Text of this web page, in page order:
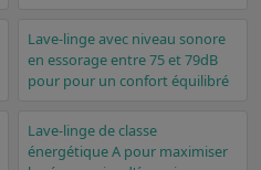
Lave-linge avec niveau sonore
en essorage entre 75 et 79dB
pour pour un confort équilibré
Lave-linge de classe
énergétique A pour maximiser